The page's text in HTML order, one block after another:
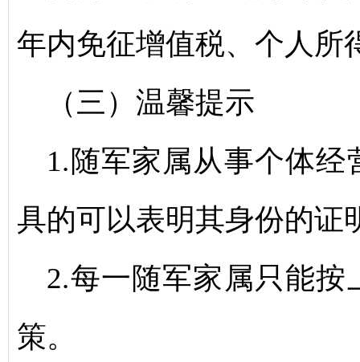
年内免征增值税、个人所
（三）温馨提示
1.随军家属从事个体
具的可以表明其身份的证
2.每一随军家属只能
策。